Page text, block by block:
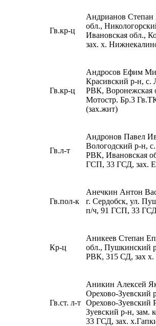
Гв.кр-ц
Андрианов Степан
обл.,
Ивановская обл.,
зах. х.
Гв.кр-ц
Андросов Ефим
Красивский р-н, с.
РВК, Воронежская
Мотостр. Бр.3
(зах.жит)
Гв.л-т
Андронов Павел
Вологодский р-н,
РВК, Ивановская
ГСП, 33 ГСД, зах.
Гв.пол-к
Анечкин Антон
г. Сердобск, ул.
п/ч, 91 ГСП, 33
Кр-ц
Аникеев Степан
обл., Пушкинский
РВК, 315 СД, зах
Гв.ст. л-т
Аникин Алексей
Орехово-Зуевский
Орехово-Зуевский
Зуевский р-н, зам.
33 ГСД, зах.